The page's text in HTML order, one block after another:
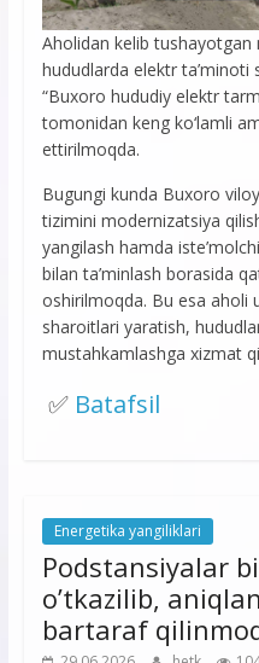
Aholidan kelib
hududlarda elektr ta’minoti
“Buxoro hududiy elektr
tomonidan keng ko‘lamli
ettirilmoqda.
Bugungi kunda Buxoro
tizimini modernizatsiya
yangilash hamda
bilan ta’minlash borasida
oshirilmoqda. Bu esa aholi
sharoitlari yaratish,
mustahkamlashga xizmat
✅ Batafsil
Energetika yangiliklari
Podstansiyalar
o’tkazilib,
bartaraf